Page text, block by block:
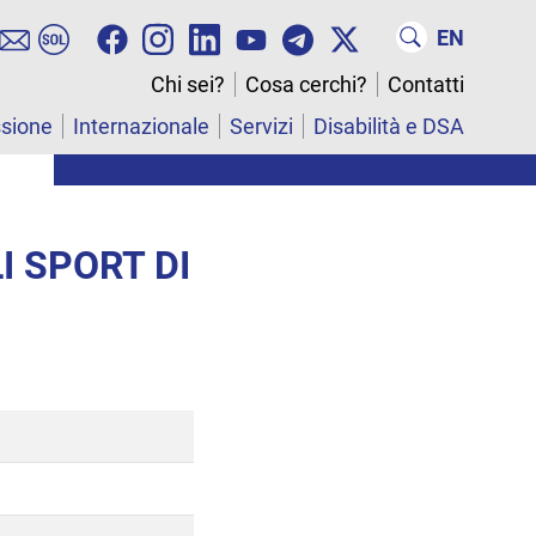
EN
Chi sei?
Cosa cerchi?
Contatti
Internazionale Servizi Disabilità e DSA
SPORT DI